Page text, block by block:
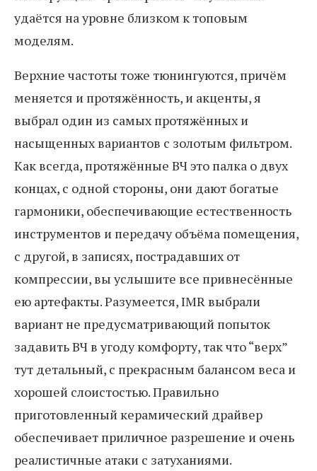
удаётся на уровне близком к топовым
моделям.
Верхние частоты тоже тюнингуются, причём
меняется и протяжённость, и акценты, я
выбрал один из самых протяжённых и
насыщенных вариантов с золотым фильтром.
Как всегда, протяжённые ВЧ это палка о двух
концах, с одной стороны, они дают богатые
гармоники, обеспечивающие естественность
инструментов и передачу объёма помещения,
с другой, в записях, пострадавших от
компрессии, вы услышите все привнесённые
ею артефакты. Разумеется, IMR выбрали
вариант не предусматривающий попыток
задавить ВЧ в угоду комфорту, так что “верх”
тут детальный, с прекрасным балансом веса и
хорошей слоистостью. Правильно
приготовленный керамический драйвер
обеспечивает приличное разрешение и очень
реалистичные атаки с затуханиями.